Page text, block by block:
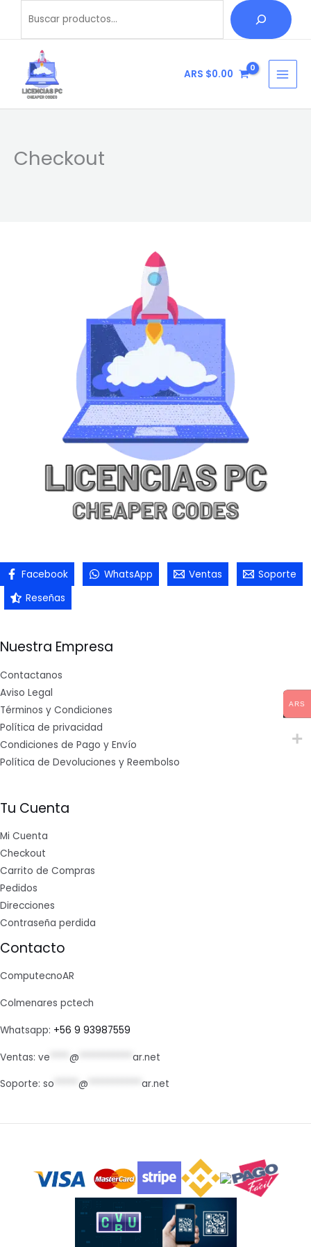
contenido
ARS $0.00
Checkout
Facebook WhatsApp Ventas
Soporte
Reseñas
Nuestra Empresa
Contactanos
Aviso Legal
Términos y Condiciones
Política de privacidad
Condiciones de Pago y Envío
Política de Devoluciones y Reembolso
Tu Cuenta
Mi Cuenta
Checkout
Carrito de Compras
Pedidos
Direcciones
Contraseña perdida
Contacto
ComputecnoAR
Colmenares pctech
Whatsapp: +56 9 93987559
Ventas: ve @ ar.net
Soporte: so @ ar.net
ARS